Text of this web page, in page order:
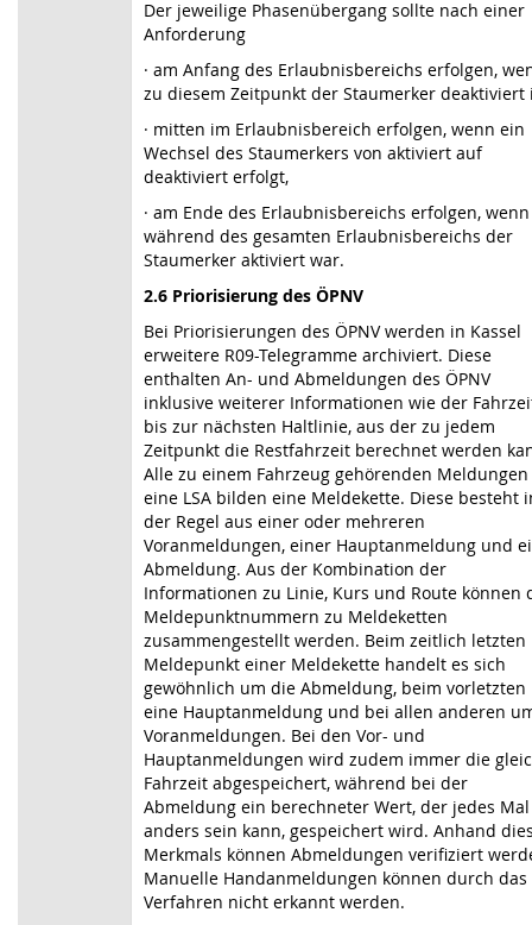
Der jeweilige Phasenübergang sollte nach einer
Anforderung
· am Anfang des Erlaubnisbereichs erfolgen,
zu diesem Zeitpunkt der Staumerker deaktiviert
· mitten im Erlaubnisbereich erfolgen, wenn ein
Wechsel des Staumerkers von aktiviert auf
deaktiviert erfolgt,
· am Ende des Erlaubnisbereichs erfolgen, wenn
während des gesamten Erlaubnisbereichs der
Staumerker aktiviert war.
2.6 Priorisierung des ÖPNV
Bei Priorisierungen des ÖPNV werden in Kassel
erweitere R09-Telegramme archiviert. Diese
enthalten An- und Abmeldungen des ÖPNV
inklusive weiterer Informationen wie der
bis zur nächsten Haltlinie, aus der zu jedem
Zeitpunkt die Restfahrzeit berechnet werden
Alle zu einem Fahrzeug gehörenden
eine LSA bilden eine Meldekette. Diese besteht
der Regel aus einer oder mehreren
Voranmeldungen, einer Hauptanmeldung und
Abmeldung. Aus der Kombination der
Informationen zu Linie, Kurs und Route können
Meldepunktnummern zu Meldeketten
zusammengestellt werden. Beim zeitlich letzten
Meldepunkt einer Meldekette handelt es sich
gewöhnlich um die Abmeldung, beim vorletzten
eine Hauptanmeldung und bei allen anderen
Voranmeldungen. Bei den Vor- und
Hauptanmeldungen wird zudem immer die
Fahrzeit abgespeichert, während bei der
Abmeldung ein berechneter Wert, der jedes Mal
anders sein kann, gespeichert wird. Anhand
Merkmals können Abmeldungen verifiziert
Manuelle Handanmeldungen können durch das
Verfahren nicht erkannt werden.